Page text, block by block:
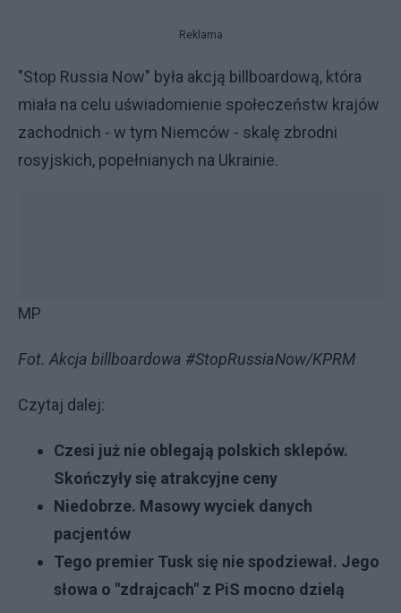
Reklama
"Stop Russia Now" była akcją billboardową, która
miała na celu uświadomienie społeczeństw krajów
zachodnich - w tym Niemców - skalę zbrodni
rosyjskich, popełnianych na Ukrainie.
MP
Fot. Akcja billboardowa #StopRussiaNow/KPRM
Czytaj dalej:
Czesi już nie oblegają polskich sklepów.
Skończyły się atrakcyjne ceny
Niedobrze. Masowy wyciek danych
pacjentów
Tego premier Tusk się nie spodziewał. Jego
słowa o "zdrajcach" z PiS mocno dzielą